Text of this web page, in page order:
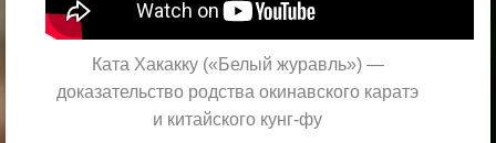
Ката Хакакку («Белый журавль») —
доказательство родства окинавского каратэ
и китайского кунг-фу